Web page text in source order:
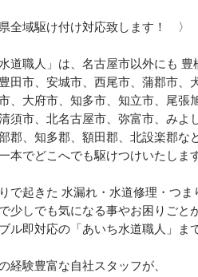
全域駆け付け対応致します！ 〉
水道職人」は、名古屋市以外にも
田市、安城市、西尾市、蒲郡市、
、大府市、知多市、知立市、尾張
須市、北名古屋市、弥富市、みよ
郡、知多郡、額田郡、北設楽郡な
本でどこへでも駆けつけいたしま
で起きた 水漏れ・水道修理・つま
少しでも気になる事やお困りごと
ル即対応の「あいち水道職人」ま
経験豊富な自社スタッフが、